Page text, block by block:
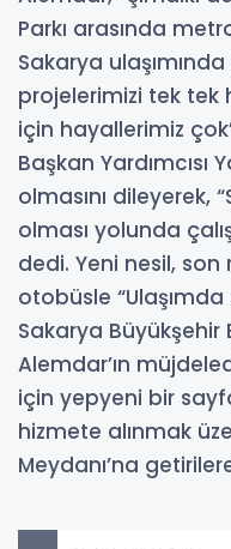
Parkı arasında
Sakarya
projelerimizi tek tek
için hayallerimiz
Başkan Yardımcısı
olmasını dileyerek,
olması yolunda
dedi. Yeni nesil,
otobüsle “Ulaşımda
Sakarya Büyükşehir
Alemdar’ın
için yepyeni bir
hizmete alınmak
Meydanı’na